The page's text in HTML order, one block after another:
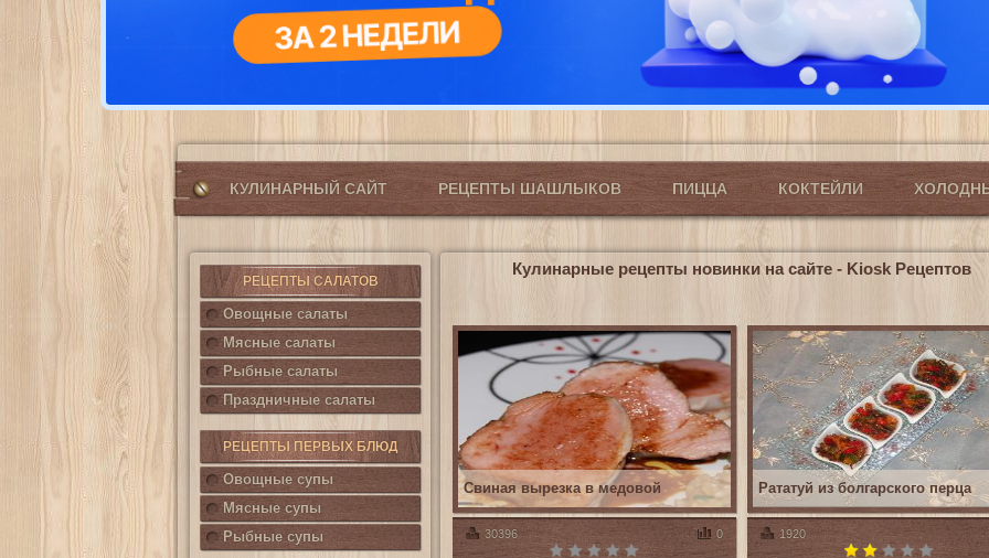
КУЛИНАРНЫЙ САЙТ РЕЦЕПТЫ ШАШЛЫКОВ ПИЦЦА КОКТЕЙЛИ
РЕЦЕПТЫ САЛАТОВ
Овощные салаты
Мясные салаты
Рыбные салаты
Праздничные салаты
РЕЦЕПТЫ ПЕРВЫХ БЛЮД
Овощные супы
Мясные супы
Рыбные супы
Кулинарные рецепты новинки на сайте - Kiosk Рецептов
0
30396
Свиная вырезка в медовой
1920
Рататуй из болгарского перца